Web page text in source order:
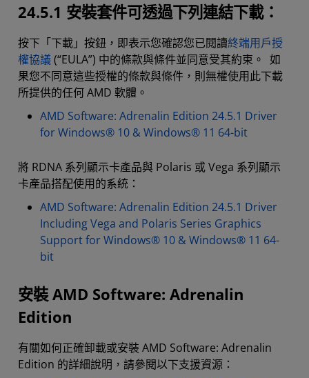
24.5.1 安裝套件可透過下列連結下載：
按下「下載」按鈕，即表示您確認您已閱讀終端用戶授
權協議(“EULA”) 中的條款與條件並同意受其約束。 如
果您不同意這些授權的條款與條件，則無權使用此下載
所提供的任何 AMD 軟體。
AMD Software: Adrenalin Edition 24.5.1 Driver
for Windows® 10 & Windows® 11 64-bit
將 RDNA 系列顯示卡產品與 Polaris 或 Vega 系列顯示
卡產品搭配使用的系統：
AMD Software: Adrenalin Edition 24.5.1 Driver
Including Vega and Polaris Series Graphics
Support for Windows® 10 & Windows® 11 64-
bit
安裝 AMD Software: Adrenalin
Edition
有關如何正確卸載或安裝 AMD Software: Adrenalin
Edition 的詳細說明，請參閱以下支援資源：